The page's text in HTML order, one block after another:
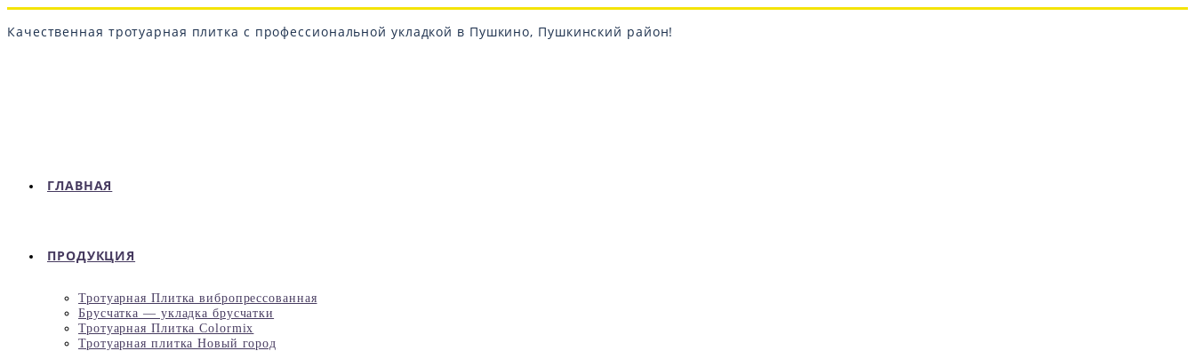
Перейти
к
Качественная тротуарная плитка с профессиональной укладкой в Пушкино, Пушкинский район!
ГЛАВНАЯ
ПРОДУКЦИЯ
Тротуарная Плитка вибропрессованная
Брусчатка — укладка брусчатки
Тротуарная Плитка Colormix
Тротуарная плитка Новый город